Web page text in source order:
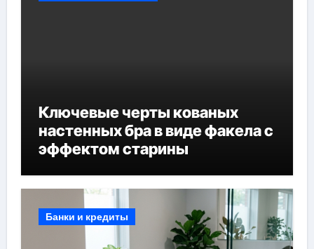
Ключевые черты кованых
настенных бра в виде факела с
эффектом старины
Банки и кредиты